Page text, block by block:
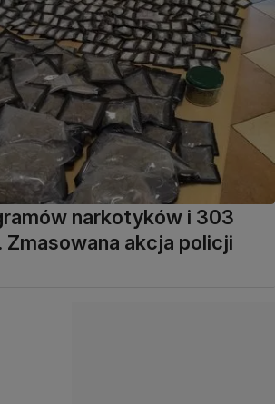
narkotyków i 303
Zmasowana akcja policji